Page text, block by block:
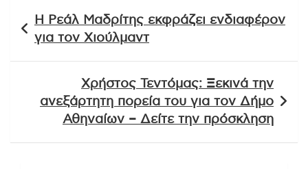
άρθρων
Η Ρεάλ Μαδρίτης εκφράζει ενδιαφέρον
για τον Χιούλμαντ
Χρήστος Τεντόμας: Ξεκινά την
ανεξάρτητη πορεία του για τον Δήμο
Αθηναίων – Δείτε την πρόσκληση